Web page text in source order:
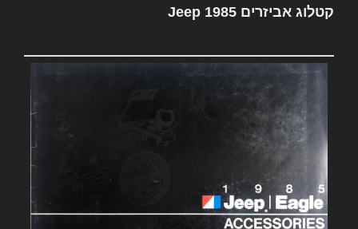
קטלוג אביזרים Jeep 1985